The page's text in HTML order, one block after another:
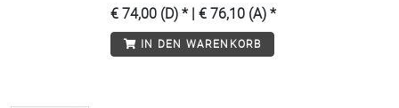
Form führt um 1900 an den
Sternenhimmel.
€ 74,00 (D) * | € 76,10 (A) *
IN DEN WARENKORB